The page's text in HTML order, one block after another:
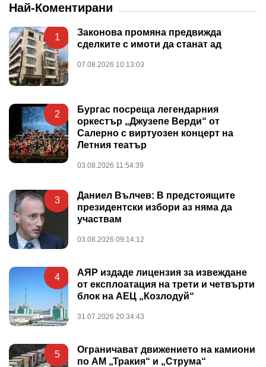
Най-Коментирани
1
Законова промяна предвижда
сделките с имоти да станат ад
07.08.2026 10:13:03
2
Бургас посреща легендарния
оркестър „Джузепе Верди“ от
Салерно с виртуозен концерт на
Летния театър
03.08.2026 11:54:39
3
Даниел Вълчев: В предстоящите
президентски избори аз няма да
участвам
03.08.2026 09:14:12
4
АЯР издаде лицензия за извеждане
от експлоатация на трети и четвърти
блок на АЕЦ „Козлодуй“
31.07.2026 20:34:43
5
Ограничават движението на камиони
по АМ „Тракия“ и „Струма“